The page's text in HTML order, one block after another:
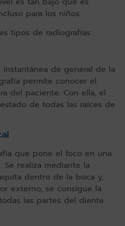
para los niños.
tipos de radiografías:
instantánea de general de la
permite conocer el
del paciente. Con ella, el
de todas las raíces de
que pone el foco en una
realiza mediante la
dentro de la boca y,
externo, se consigue la
las partes del diente.